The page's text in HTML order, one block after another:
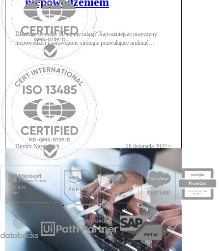
Dlaczego projekty IT się nie udają? Najważniejsze przyczyny
niepowodzeń i sprawdzone strategie pozwalające uniknąć
katastrofy.
Dmitry Nazarevich 28 listopada 2022 r.